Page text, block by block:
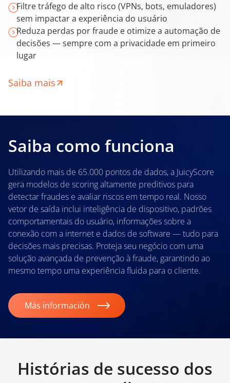
Filtre tráfego de alto risco (VPNs, bots, emuladores)
sem impactar a experiência do usuário
Reduza perdas por fraude e otimize a automação de
decisões — sempre com a privacidade em primeiro
lugar
Saiba mais
Saiba como funciona
Utilizando mais de 65.000 pontos de dados, a JuicyScore
gera modelos de scoring altamente preditivos para
detectar fraudes e avaliar riscos em tempo real. Nosso
vetor de saída inclui inteligência de dispositivo, padrões
comportamentais do usuário, informações sobre a
conexão com a internet e dados de software — tudo para
decisões mais precisas. Proteja seu negócio com uma
solução avançada de prevenção à fraude, garantindo ao
mesmo tempo uma experiência fluida para o cliente.
Más información
Histórias de sucesso dos